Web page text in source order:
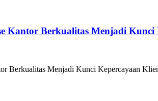
Kantor Berkualitas Menjadi
Berkualitas Menjadi Kunci Kepercayaan